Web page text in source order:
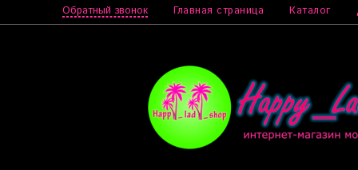
Обратный звонок Главная страница Каталог